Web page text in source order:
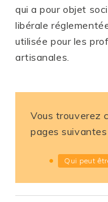
qui a pour objet
libérale
utilisée pour les
artisanales.
Vous trouverez
pages suivantes
Qui peut